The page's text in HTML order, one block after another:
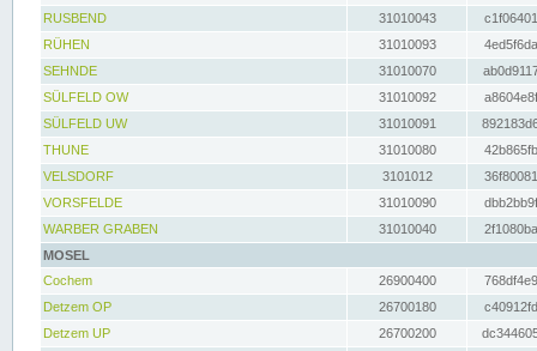
RUSBEND
31010043
RÜHEN
31010093
SEHNDE
31010070
SÜLFELD OW
31010092
SÜLFELD UW
31010091
THUNE
31010080
VELSDORF
3101012
VORSFELDE
31010090
WARBER GRABEN
31010040
MOSEL
Cochem
26900400
Detzem OP
26700180
Detzem UP
26700200